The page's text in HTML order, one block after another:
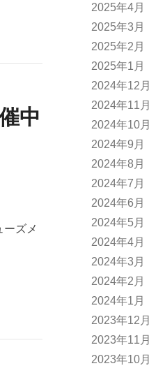
中
ズメ
2025年4月
2025年3月
2025年2月
2025年1月
2024年12月
2024年11月
2024年10月
2024年9月
2024年8月
2024年7月
2024年6月
2024年5月
2024年4月
2024年3月
2024年2月
2024年1月
2023年12月
2023年11月
2023年10月